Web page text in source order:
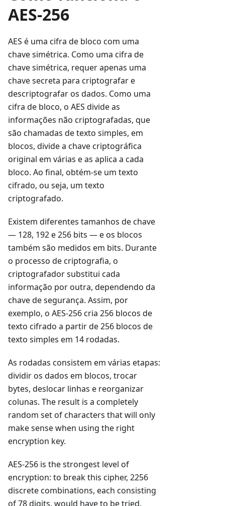
AES-256
AES é uma cifra de bloco com uma
chave simétrica. Como uma cifra de
chave simétrica, requer apenas uma
chave secreta para criptografar e
descriptografar os dados. Como uma
cifra de bloco, o AES divide as
informações não criptografadas, que
são chamadas de texto simples, em
blocos, divide a chave criptográfica
original em várias e as aplica a cada
bloco. Ao final, obtém-se um texto
cifrado, ou seja, um texto
criptografado.
Existem diferentes tamanhos de chave
— 128, 192 e 256 bits — e os blocos
também são medidos em bits. Durante
o processo de criptografia, o
criptografador substitui cada
informação por outra, dependendo da
chave de segurança. Assim, por
exemplo, o AES-256 cria 256 blocos de
texto cifrado a partir de 256 blocos de
texto simples em 14 rodadas.
As rodadas consistem em várias etapas:
dividir os dados em blocos, trocar
bytes, deslocar linhas e reorganizar
colunas. The result is a completely
random set of characters that will only
make sense when using the right
encryption key.
AES-256 is the strongest level of
encryption: to break this cipher, 2256
discrete combinations, each consisting
of 78 digits, would have to be tried.